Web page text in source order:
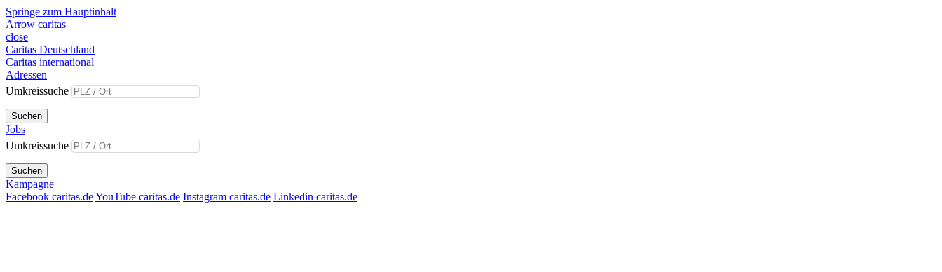
Springe zum Hauptinhalt
Arrow caritas
close
Caritas Deutschland
Caritas international
Adressen
Umkreissuche
Suchen
Jobs
Umkreissuche
Suchen
Kampagne
Facebook caritas.deYouTube caritas.de Instagram caritas.de Linkedin caritas.de